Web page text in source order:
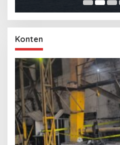
Konten